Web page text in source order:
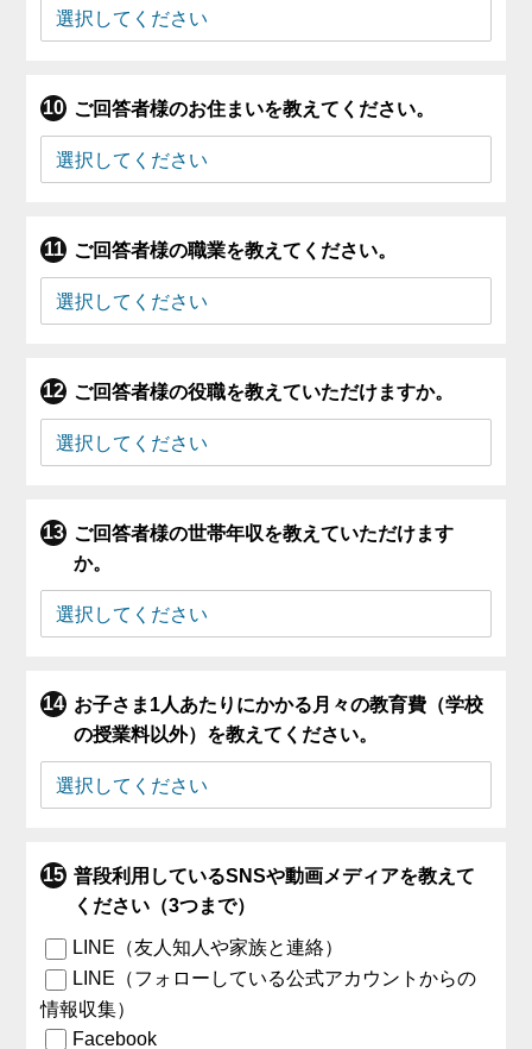
ご回答者様のお住まいを教えてください。
ご回答者様の職業を教えてください。
ご回答者様の役職を教えていただけますか。
ご回答者様の世帯年収を教えていただけます
か。
お子さま1人あたりにかかる月々の教育費（学校
の授業料以外）を教えてください。
普段利用しているSNSや動画メディアを教えて
ください（3つまで）
LINE（友人知人や家族と連絡）
LINE（フォローしている公式アカウントからの
情報収集）
Facebook